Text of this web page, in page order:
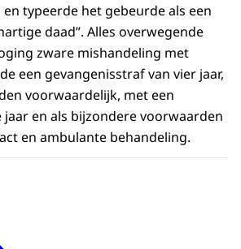
en typeerde het gebeurde als een
daad”. Alles overwegende
zware mishandeling met
een gevangenisstraf van vier jaar,
voorwaardelijk, met een
en als bijzondere voorwaarden
en ambulante behandeling.